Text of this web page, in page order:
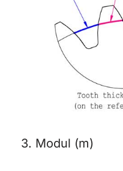
3. Modul (m)